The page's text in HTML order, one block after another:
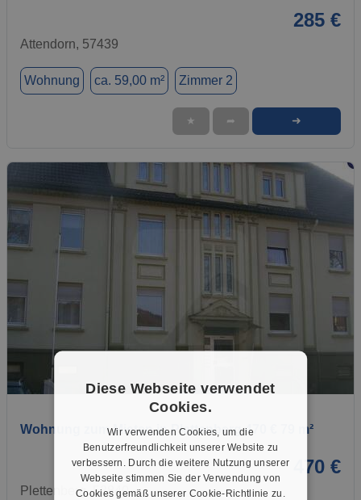
285 €
Attendorn, 57439
Wohnung ca. 59,00 m² Zimmer 2
★ ➦ ➜
Wohnung zum Mieten in Plettenberg 470 € 79 m²
470 €
Plettenberg, 58840
Diese Webseite verwendet
Cookies.
Wir verwenden Cookies, um die
Benutzerfreundlichkeit unserer Website zu
verbessern. Durch die weitere Nutzung unserer
Webseite stimmen Sie der Verwendung von
Cookies gemäß unserer Cookie-Richtlinie zu.